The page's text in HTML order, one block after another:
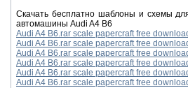
Скачать бесплатно шаблоны и схемы
автомашины Audi A4 B6
Audi A4 B6.rar scale papercraft free
Audi A4 B6.rar scale papercraft free
Audi A4 B6.rar scale papercraft free
Audi A4 B6.rar scale papercraft free
Audi A4 B6.rar scale papercraft free
Audi A4 B6.rar scale papercraft free